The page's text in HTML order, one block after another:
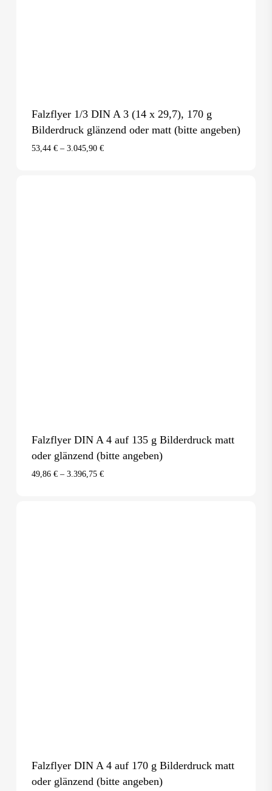
Falzflyer 1/3 DIN A 3 (14 x 29,7), 170 g
Bilderdruck glänzend oder matt (bitte angeben)
53,44 €– 3.045,90 €
Falzflyer DIN A 4 auf 135 g Bilderdruck matt
oder glänzend (bitte angeben)
49,86 €– 3.396,75 €
Falzflyer DIN A 4 auf 170 g Bilderdruck matt
oder glänzend (bitte angeben)